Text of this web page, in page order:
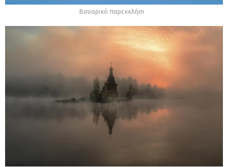
Βαυαρικό παρεκκλήσι